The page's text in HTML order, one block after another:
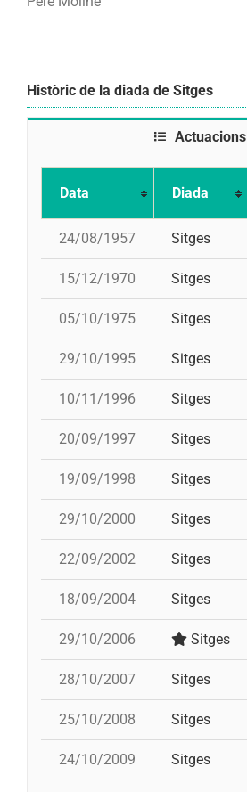
Històric de la diada de Sitges
Actuacions
Data Diada
24/08/1957 Sitges
15/12/1970 Sitges
05/10/1975 Sitges
29/10/1995 Sitges
10/11/1996 Sitges
20/09/1997 Sitges
19/09/1998 Sitges
29/10/2000 Sitges
22/09/2002 Sitges
18/09/2004 Sitges
29/10/2006 Sitges
28/10/2007 Sitges
25/10/2008 Sitges
24/10/2009 Sitges